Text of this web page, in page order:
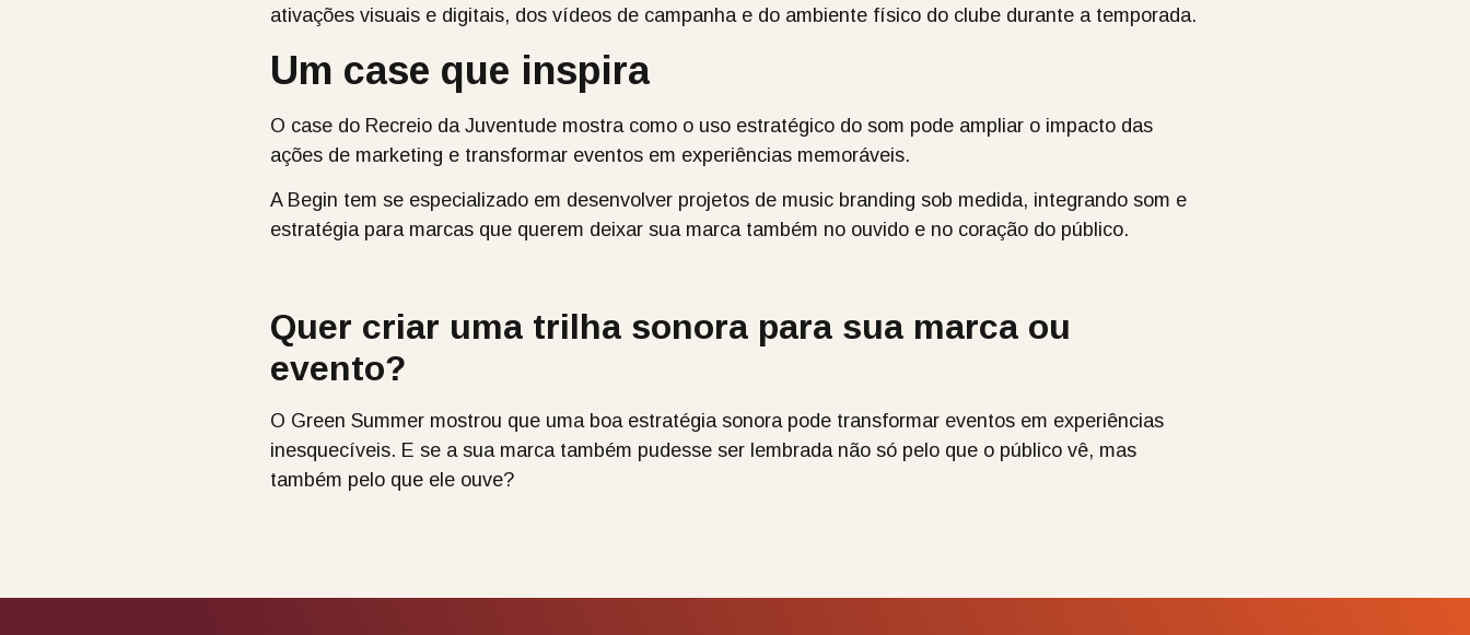
ativações visuais e digitais, dos vídeos de campanha e do ambiente físico do clube durante a temporada.
Um case que inspira
O case do Recreio da Juventude mostra como o uso estratégico do som pode ampliar o impacto das
ações de marketing e transformar eventos em experiências memoráveis.
A Begin tem se especializado em desenvolver projetos de music branding sob medida, integrando som e
estratégia para marcas que querem deixar sua marca também no ouvido e no coração do público.
Quer criar uma trilha sonora para sua marca ou
evento?
O Green Summer mostrou que uma boa estratégia sonora pode transformar eventos em experiências
inesquecíveis. E se a sua marca também pudesse ser lembrada não só pelo que o público vê, mas
também pelo que ele ouve?